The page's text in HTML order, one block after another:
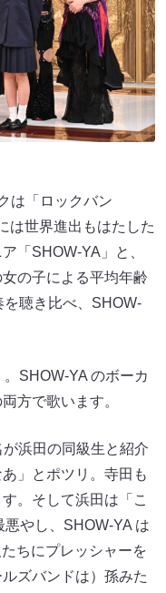
は「ロックバン
は世界進出もはたした
「SHOW-YA」と、
の子による平均年齢
聴き比べ、SHOW-
SHOW-YA のボーカ
方で歌います。
浜田の同級生と紹介
」とポツリ。寺田も
。そして浜田は「こ
やし、SHOW-YA は
ちにプレッシャーを
ズバンドは）孫みた